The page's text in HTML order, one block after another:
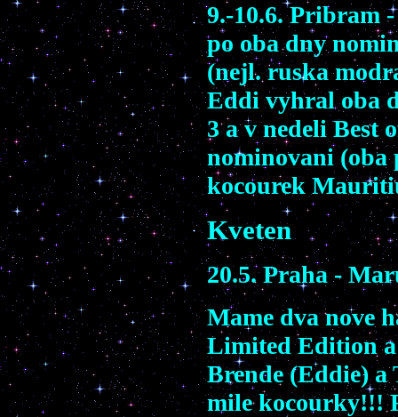
9.-10.6. Pribram
po oba dny
(nejl. ruska
Eddi vyhral oba
3 a v nedeli Best
nominovani
kocourek
Kveten
20.5. Praha -
Mame dva nove
Limited Edition a
Brende (Eddie) a
mile kocourky!!!